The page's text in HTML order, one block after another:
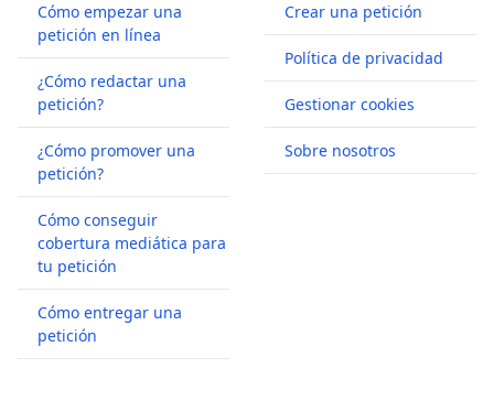
Cómo empezar una
petición en línea
¿Cómo redactar una
petición?
¿Cómo promover una
petición?
Cómo conseguir
cobertura mediática para
tu petición
Cómo entregar una
petición
Crear una petición
Política de privacidad
Gestionar cookies
Sobre nosotros